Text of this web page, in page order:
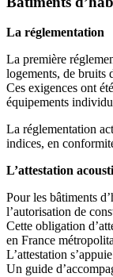
La réglementation
La première
logements, de bruits
Ces exigences ont
équipements
La réglementation
indices, en
L’attestation
Pour les bâtiments
l’autorisation de
Cette obligation
en France
L’attestation
Un guide